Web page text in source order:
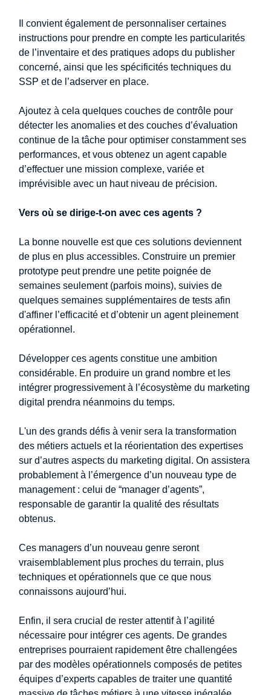
Il convient également de personnaliser certaines
instructions pour prendre en compte les particularités
de l’inventaire et des pratiques adops du publisher
concerné, ainsi que les spécificités techniques du
SSP et de l’adserver en place.
Ajoutez à cela quelques couches de contrôle pour
détecter les anomalies et des couches d’évaluation
continue de la tâche pour optimiser constamment ses
performances, et vous obtenez un agent capable
d’effectuer une mission complexe, variée et
imprévisible avec un haut niveau de précision.
Vers où se dirige-t-on avec ces agents ?
La bonne nouvelle est que ces solutions deviennent
de plus en plus accessibles. Construire un premier
prototype peut prendre une petite poignée de
semaines seulement (parfois moins), suivies de
quelques semaines supplémentaires de tests afin
d'affiner l’efficacité et d’obtenir un agent pleinement
opérationnel.
Développer ces agents constitue une ambition
considérable. En produire un grand nombre et les
intégrer progressivement à l’écosystème du marketing
digital prendra néanmoins du temps.
L'un des grands défis à venir sera la transformation
des métiers actuels et la réorientation des expertises
sur d’autres aspects du marketing digital. On assistera
probablement à l’émergence d’un nouveau type de
management : celui de “manager d’agents”,
responsable de garantir la qualité des résultats
obtenus.
Ces managers d’un nouveau genre seront
vraisemblablement plus proches du terrain, plus
techniques et opérationnels que ce que nous
connaissons aujourd’hui.
Enfin, il sera crucial de rester attentif à l’agilité
nécessaire pour intégrer ces agents. De grandes
entreprises pourraient rapidement être challengées
par des modèles opérationnels composés de petites
équipes d’experts capables de traiter une quantité